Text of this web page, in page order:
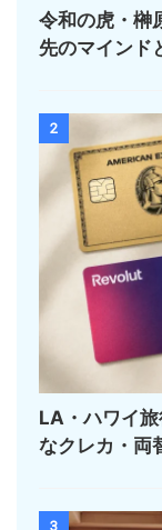
令和の虎・榊󠄀
先のマインド
2
LA・ハワイ
なクレカ・両
3